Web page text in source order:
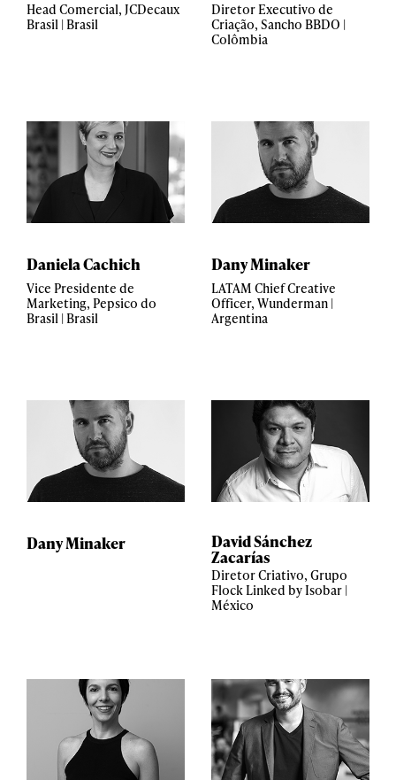
Head Comercial, JCDecaux
Brasil | Brasil
Diretor Executivo de
Criação, Sancho BBDO |
Colômbia
Daniela Cachich
Vice Presidente de
Marketing, Pepsico do
Brasil | Brasil
Dany Minaker
LATAM Chief Creative
Officer, Wunderman |
Argentina
Dany Minaker David Sánchez
Zacarías
Diretor Criativo, Grupo
Flock Linked by Isobar |
México